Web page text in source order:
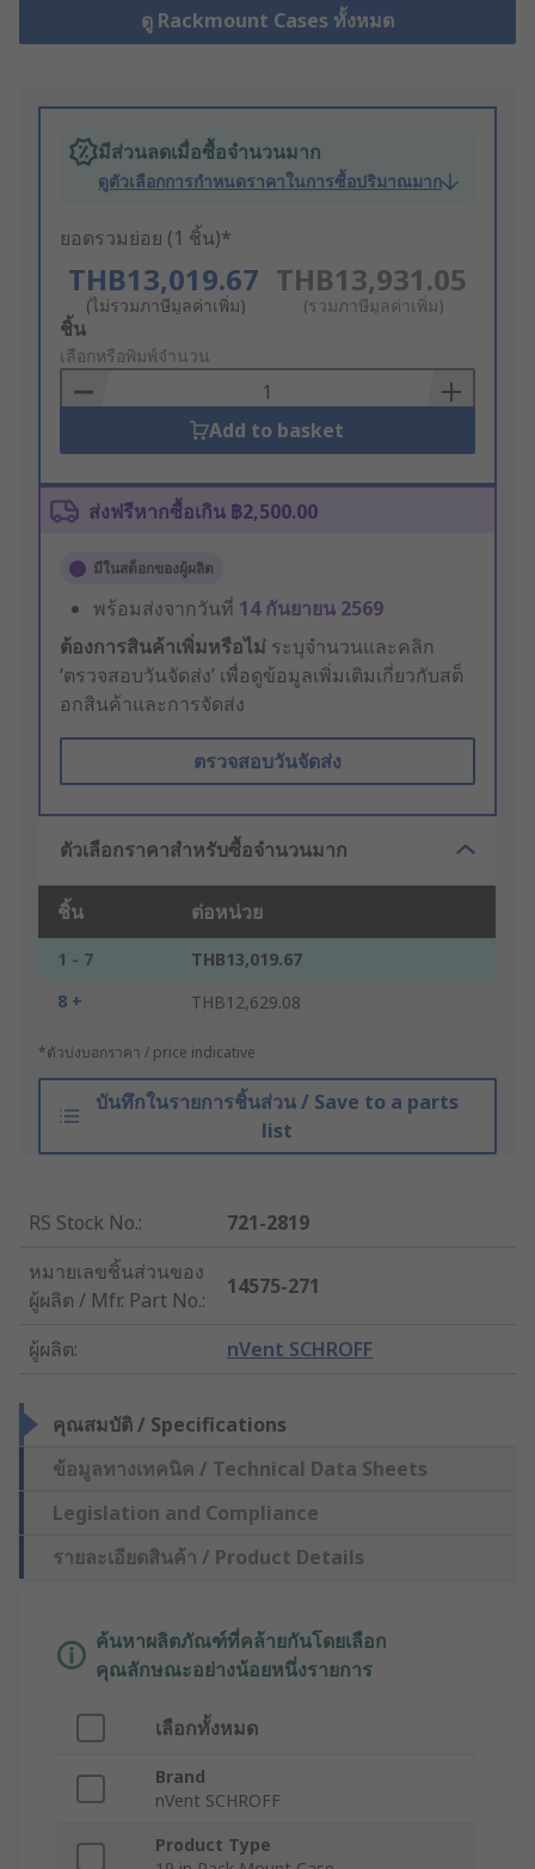
ดู Rackmount Cases ทั้งหมด
มีส่วนลดเมื่อซื้อจำนวนมาก
ดูตัวเลือกการกำหนดราคาในการซื้อปริมาณมาก
ยอดรวมย่อย (1 ชิ้น)*
THB13,019.67
(ไม่รวมภาษีมูลค่าเพิ่ม)
THB13,931.05
(รวมภาษีมูลค่าเพิ่ม)
Add
to
Basket
ชิ้น
เลือกหรือพิมพ์จำนวน
Add to basket
ส่งฟรีหากซื้อเกิน ฿2,500.00
มีในสต็อกของผู้ผลิต
พร้อมส่งจากวันที่ 14 กันยายน 2569
ต้องการสินค้าเพิ่มหรือไม่ ระบุจำนวนและคลิก
‘ตรวจสอบวันจัดส่ง’ เพื่อดูข้อมูลเพิ่มเติมเกี่ยวกับสต็
อกสินค้าและการจัดส่ง
ตรวจสอบวันจัดส่ง
ตัวเลือกราคาสำหรับซื้อจำนวนมาก
ชิ้น ต่อหน่วย
1 - 7
THB13,019.67
8 +
THB12,629.08
*ตัวบ่งบอกราคา / price indicative
บันทึกในรายการชิ้นส่วน / Save to a parts
list
RS Stock No.:
721-2819
หมายเลขชิ้นส่วนของ
ผู้ผลิต / Mfr. Part No.:
14575-271
ผู้ผลิต: nVent SCHROFF
คุณสมบัติ / Specifications
ข้อมูลทางเทคนิค / Technical Data Sheets
Legislation and Compliance
รายละเอียดสินค้า / Product Details
ค้นหาผลิตภัณฑ์ที่คล้ายกันโดยเลือก
คุณลักษณะอย่างน้อยหนึ่งรายการ
เลือกทั้งหมด
Brand
nVent SCHROFF
Product Type